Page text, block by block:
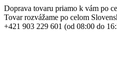
Doprava tovaru priamo k vám po
Tovar rozvážame po celom
+421 903 229 601 (od 08:00 do